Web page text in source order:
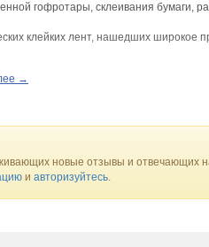
гофротары, склеивания бумаги,
клейких лент, нашедших широкое
→
новые отзывы и отвечающих
и авторизуйтесь.